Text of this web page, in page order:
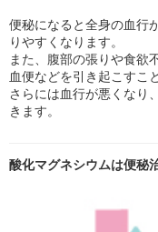
便秘になると全身の血行
りやすくなります。
また、腹部の張りや食欲
血便などを引き起こすこ
さらには血行が悪くなり
きます。
酸化マグネシウムは便秘